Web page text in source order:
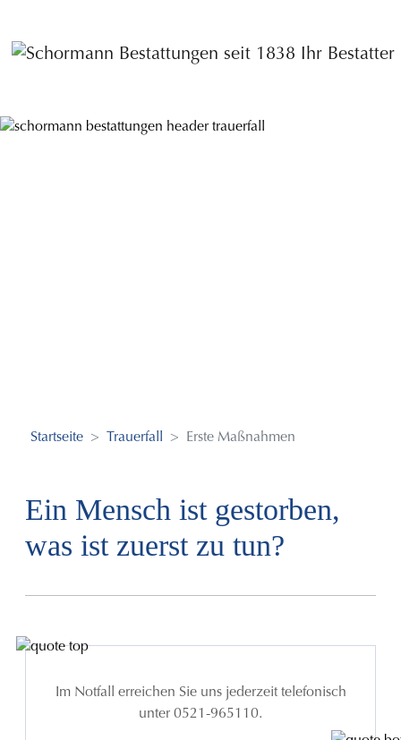
Startseite Trauerfall Erste Maßnahmen
Ein Mensch ist gestorben,
was ist zuerst zu tun?
Im Notfall erreichen Sie uns jederzeit telefonisch
unter 0521-965110.